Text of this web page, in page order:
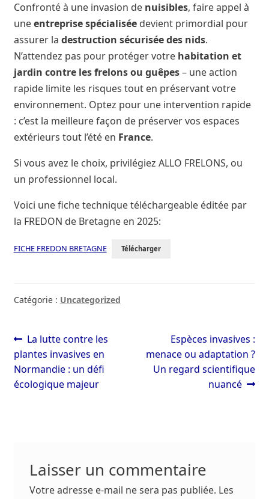
Confronté à une invasion de nuisibles, faire appel à
uneentreprise spécialiséedevient primordial pour
assurer la destruction sécurisée des nids.
N’attendez pas pour protéger votre habitation et
jardin contre les frelons ou guêpes– une action
rapide limite les risques tout en préservant votre
environnement. Optez pour une intervention rapide
: c’est la meilleure façon de préserver vos espaces
extérieurs tout l’été en France.
Si vous avez le choix, privilégiez ALLO FRELONS, ou
un professionnel local.
Voici une fiche technique téléchargeable éditée par
la FREDON de Bretagne en 2025:
FICHE FREDON BRETAGNE Télécharger
Catégorie : Uncategorized
Navigation
de
l’article
Article
précédent :
La lutte contre les
plantes invasives en
Normandie : un défi
écologique majeur
Article
suivant :
Espèces invasives :
menace ou adaptation ?
Un regard scientifique
nuancé
Laisser un commentaire
Votre adresse e-mail ne sera pas publiée. Les